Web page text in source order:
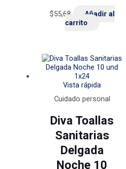
$55,68
Añadir al
carrito
Vista rápida
Cuidado personal
Diva Toallas
Sanitarias
Delgada
Noche 10